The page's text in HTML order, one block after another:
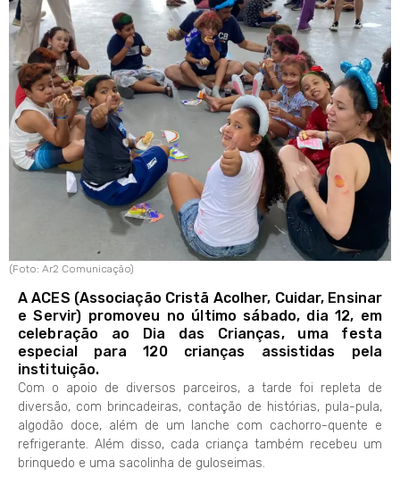
(Foto: Ar2 Comunicação)
A ACES (Associação Cristã Acolher, Cuidar, Ensinar
e Servir) promoveu no último sábado, dia 12, em
celebração ao Dia das Crianças, uma festa
especial para 120 crianças assistidas pela
instituição.
Com o apoio de diversos parceiros, a tarde foi repleta de
diversão, com brincadeiras, contação de histórias, pula-pula,
algodão doce, além de um lanche com cachorro-quente e
refrigerante. Além disso, cada criança também recebeu um
brinquedo e uma sacolinha de guloseimas.